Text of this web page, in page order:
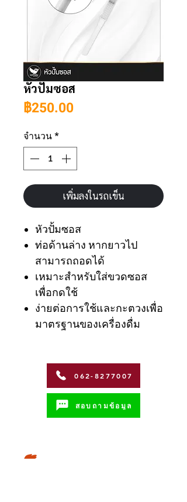
หัวปั้มซอส
฿250.00ราคา
จำนวน *
เพิ่มลงในรถเข็น
หัวปั้มซอส
ท่อด้านล่าง หากยาวไป
สามารถถอดได้
เหมาะสำหรับใส่ขวดซอส
เพื่อกดใช้
ง่ายต่อการใช้และกะตวงเพื่อ
มาตรฐานของเครื่องดื่ม
062-8277007
สอบถามข้อมูล